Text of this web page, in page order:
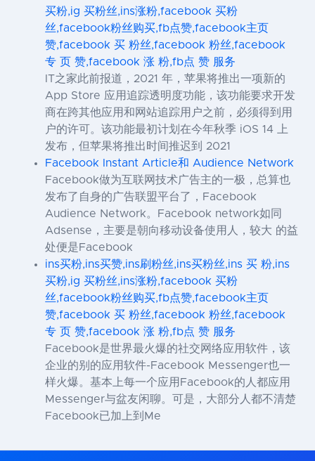
买粉,ig 买粉丝,ins涨粉,facebook 买粉
丝,facebook粉丝购买,fb点赞,facebook主页
赞,facebook 买 粉丝,facebook 粉丝,facebook
专 页 赞,facebook 涨 粉,fb点 赞 服务
IT之家此前报道，2021 年，苹果将推出一项新的
App Store 应用追踪透明度功能，该功能要求开发
商在跨其他应用和网站追踪用户之前，必须得到用
户的许可。该功能最初计划在今年秋季 iOS 14 上
发布，但苹果将推出时间推迟到 2021
Facebook Instant Article和 Audience Network
Facebook做为互联网技术广告主的一极，总算也
发布了自身的广告联盟平台了，Facebook
Audience Network。Facebook network如同
Adsense，主要是朝向移动设备使用人，较大 的益
处便是Facebook
ins买粉,ins买赞,ins刷粉丝,ins买粉丝,ins 买 粉,ins
买粉,ig 买粉丝,ins涨粉,facebook 买粉
丝,facebook粉丝购买,fb点赞,facebook主页
赞,facebook 买 粉丝,facebook 粉丝,facebook
专 页 赞,facebook 涨 粉,fb点 赞 服务
Facebook是世界最火爆的社交网络应用软件，该
企业的别的应用软件-Facebook Messenger也一
样火爆。基本上每一个应用Facebook的人都应用
Messenger与盆友闲聊。可是，大部分人都不清楚
Facebook已加上到Me